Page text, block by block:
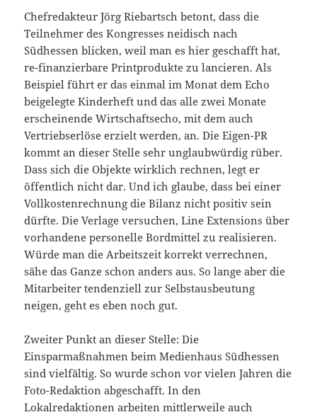
Chefredakteur Jörg Riebartsch betont, dass die
Teilnehmer des Kongresses neidisch nach
Südhessen blicken, weil man es hier geschafft hat,
re-finanzierbare Printprodukte zu lancieren. Als
Beispiel führt er das einmal im Monat dem Echo
beigelegte Kinderheft und das alle zwei Monate
erscheinende Wirtschaftsecho, mit dem auch
Vertriebserlöse erzielt werden, an. Die Eigen-PR
kommt an dieser Stelle sehr unglaubwürdig rüber.
Dass sich die Objekte wirklich rechnen, legt er
öffentlich nicht dar. Und ich glaube, dass bei einer
Vollkostenrechnung die Bilanz nicht positiv sein
dürfte. Die Verlage versuchen, Line Extensions über
vorhandene personelle Bordmittel zu realisieren.
Würde man die Arbeitszeit korrekt verrechnen,
sähe das Ganze schon anders aus. So lange aber die
Mitarbeiter tendenziell zur Selbstausbeutung
neigen, geht es eben noch gut.
Zweiter Punkt an dieser Stelle: Die
Einsparmaßnahmen beim Medienhaus Südhessen
sind vielfältig. So wurde schon vor vielen Jahren die
Foto-Redaktion abgeschafft. In den
Lokalredaktionen arbeiten mittlerweile auch